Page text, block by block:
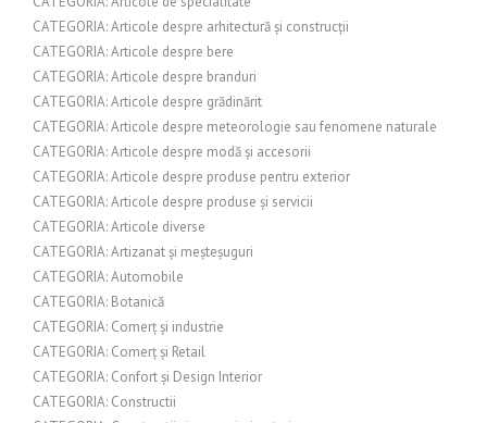
CATEGORIA: Articole despre arhitectură și construcții
CATEGORIA: Articole despre bere
CATEGORIA: Articole despre branduri
CATEGORIA: Articole despre grădinărit
CATEGORIA: Articole despre meteorologie sau fenomene naturale
CATEGORIA: Articole despre modă și accesorii
CATEGORIA: Articole despre produse pentru exterior
CATEGORIA: Articole despre produse și servicii
CATEGORIA: Articole diverse
CATEGORIA: Artizanat și meșteșuguri
CATEGORIA: Automobile
CATEGORIA: Botanică
CATEGORIA: Comerț și industrie
CATEGORIA: Comerț și Retail
CATEGORIA: Confort și Design Interior
CATEGORIA: Constructii